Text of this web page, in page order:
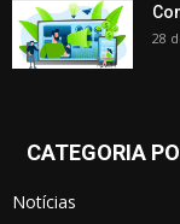
28
CATEGORIA
Notícias